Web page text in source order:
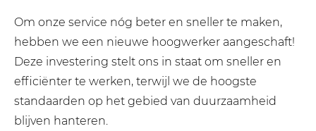
Om onze service nóg beter en sneller te maken,
hebben we een nieuwe hoogwerker aangeschaft!
Deze investering stelt ons in staat om sneller en
efficiënter te werken, terwijl we de hoogste
standaarden op het gebied van duurzaamheid
blijven hanteren.